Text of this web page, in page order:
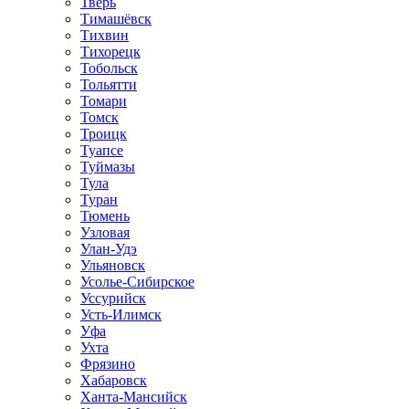
Тимашёвск
Тихвин
Тихорецк
Тобольск
Тольятти
Томари
Томск
Троицк
Туапсе
Туймазы
Тула
Туран
Тюмень
Узловая
Улан-Удэ
Ульяновск
Усолье-Сибирское
Уссурийск
Усть-Илимск
Уфа
Ухта
Фрязино
Хабаровск
Ханта-Мансийск